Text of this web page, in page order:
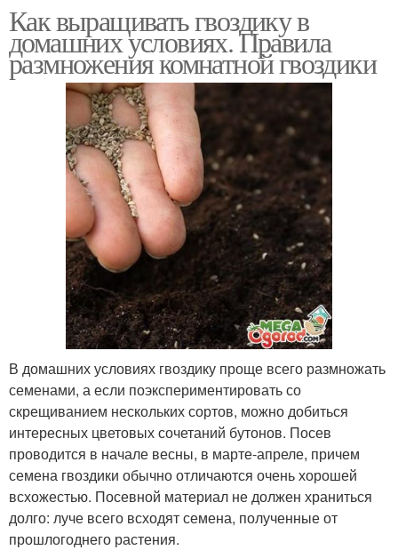
выращивания
домашних условиях
Лист в домашних
условиях
Комфортные условия
Как выращивать гвоздику в
домашних условиях. Правила
размножения комнатной гвоздики
В домашних условиях гвоздику проще всего размножать
семенами, а если поэкспериментировать со
скрещиванием нескольких сортов, можно добиться
интересных цветовых сочетаний бутонов. Посев
проводится в начале весны, в марте-апреле, причем
семена гвоздики обычно отличаются очень хорошей
всхожестью. Посевной материал не должен храниться
долго: луче всего всходят семена, полученные от
прошлогоднего растения.